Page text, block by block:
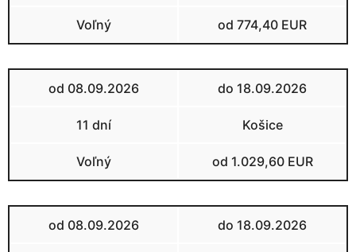
Voľný od 774,40 EUR
od 08.09.2026 do 18.09.2026
11 dní Košice
Voľný od 1.029,60 EUR
od 08.09.2026 do 18.09.2026